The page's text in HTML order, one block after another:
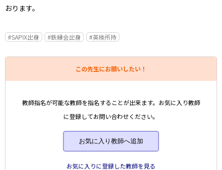
おります。
#SAPIX出身 #鉄縁会出身 #英検所持
この先生にお願いしたい！
教師指名が可能な教師を指名することが出来ます。お気に入り教師
に登録してお問い合わせください。
お気に入り教師へ追加
お気に入りに登録した教師を見る